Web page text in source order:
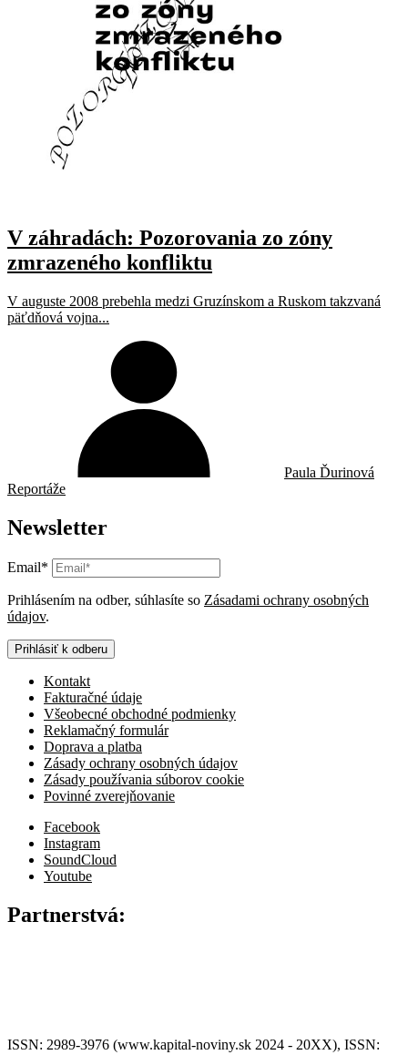
V záhradách: Pozorovania zo zóny
zmrazeného konfliktu
V auguste 2008 prebehla medzi Gruzínskom a Ruskom takzvaná
päťdňová vojna...
Paula Ďurinová
Reportáže
Newsletter
Email*
Prihlásením na odber, súhlasíte so Zásadami ochrany osobných
údajov.
Prihlásiť k odberu
Kontakt
Fakturačné údaje
Všeobecné obchodné podmienky
Reklamačný formulár
Doprava a platba
Zásady ochrany osobných údajov
Zásady používania súborov cookie
Povinné zverejňovanie
Facebook
Instagram
SoundCloud
Youtube
Partnerstvá:
ISSN: 2989-3976 (www.kapital-noviny.sk 2024 - 20XX), ISSN: